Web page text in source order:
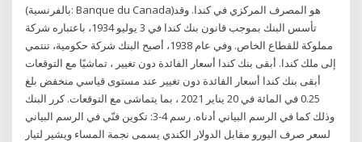
(بالفرنسية: Banque du Canada)‏ هو المصرف المركزي في كندا. وقد
تأسس البنك بموجب قانون بنك كندا في 3 يوليو 1934، باعتباره شركة
مملوكة للقطاع الخاص. وفي عام 1938، أصبح البنك شركة حكومية، تنتمي
إلى ملك كندا. أبقى بنك كندا أسعار الفائدة دون تغيير ، تماشيًا مع التوقعات
أبقى بنك كندا أسعار الفائدة دون تغيير عند مستوى قياسي منخفض بلغ
0.25 في المائة في 20 يناير 2021 ، بما يتماشى مع التوقعات. كرر البنك
وذلك كما في الرسم البياني أدناه. رسم 4-3: تكوين فنّي في الرسم البياني
لسعر صرف اليورو مقابل الدولار الكندي يسمى نجمة المساء ويشير لتيار